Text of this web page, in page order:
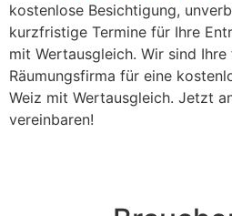
kostenlose Besichtigung,
kurzfristige Termine für Ihre
mit Wertausgleich. Wir sind
Räumungsfirma für eine
Weiz mit Wertausgleich. Jetzt
vereinbaren!